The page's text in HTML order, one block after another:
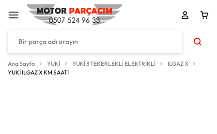
Ana Sayfa YUKİ YUKİ 3 TEKERLEKLİ ELEKTRİKLİ
ILGAZ X
YUKİ ILGAZ X KM SAATİ